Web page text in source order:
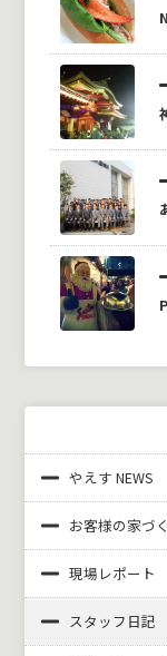
やえす NEWS
お客様の家づ
現場レポート
スタッフ日記